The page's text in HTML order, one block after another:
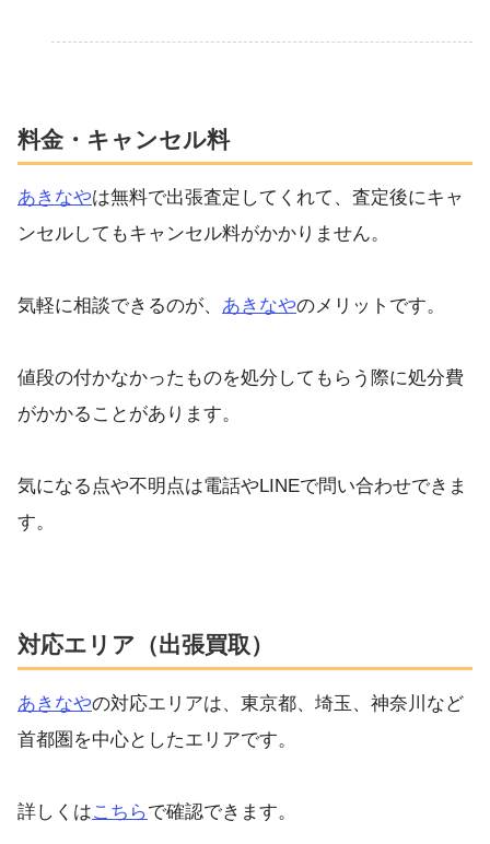
料金・キャンセル料
あきなやは無料で出張査定してくれて、査定後にキャ
ンセルしてもキャンセル料がかかりません。
気軽に相談できるのが、 あきなやのメリットです。
値段の付かなかったものを処分してもらう際に処分費
がかかることがあります。
気になる点や不明点は電話やLINEで問い合わせできま
す。
対応エリア（出張買取）
あきなやの対応エリアは、東京都、埼玉、神奈川など
首都圏を中心としたエリアです。
詳しくはこちらで確認できます。